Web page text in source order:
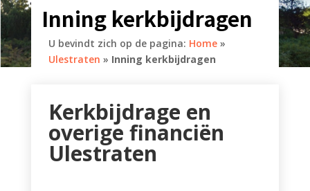
Inning kerkbijdragen
U bevindt zich op de pagina: Home»
Ulestraten » Inning kerkbijdragen
Kerkbijdrage en
overige financiën
Ulestraten